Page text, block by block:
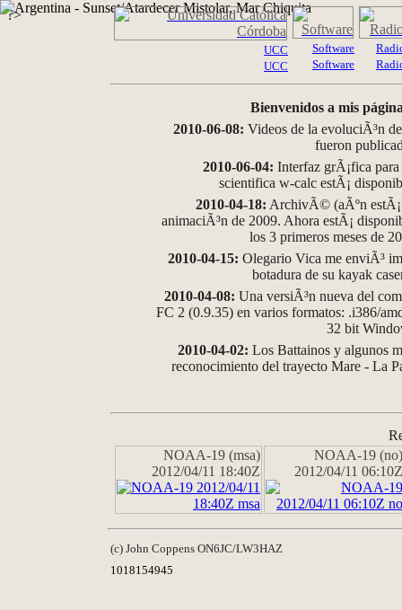
?>
UCC
UCC
Software
Software
Bienvenidos a mis
2010-06-08: Videos de la evoluciÃ³n
fueron
2010-06-04: Interfaz grÃ¡fica
scientifica w-calc estÃ¡
2010-04-18: ArchivÃ© (aÃºn
animaciÃ³n de 2009. Ahora estÃ¡
los 3 primeros meses de
2010-04-15: Olegario Vica me enviÃ³
botadura de su kayak
2010-04-08: Una versiÃ³n nueva del
FC 2 (0.9.35) en varios formatos: .i386/
32 bit
2010-04-02: Los Battainos y algunos
reconocimiento del trayecto Mare - La
NOAA-19 (msa)
2012/04/11 18:40Z
NOAA-19 (no)
2012/04/11 06:10Z
(c) John Coppens ON6JC/LW3HAZ
1018154945